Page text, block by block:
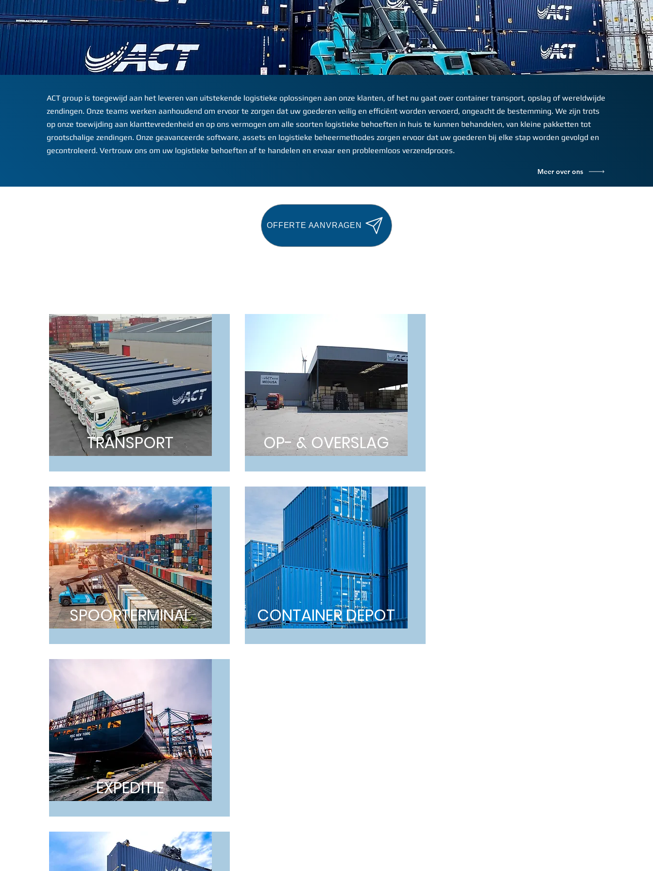
ACT group is toegewijd aan het leveren van uitstekende logistieke oplossingen aan onze klanten, of het nu gaat over container transport, opslag of wereldwijde
zendingen. Onze teams werken aanhoudend om ervoor te zorgen dat uw goederen veilig en efficiënt worden vervoerd, ongeacht de bestemming. We zijn trots
op onze toewijding aan klanttevredenheid en op ons vermogen om alle soorten logistieke behoeften in huis te kunnen behandelen, van kleine pakketten tot
grootschalige zendingen. Onze geavanceerde software, assets en logistieke beheermethodes zorgen ervoor dat uw goederen bij elke stap worden gevolgd en
gecontroleerd. Vertrouw ons om uw logistieke behoeften af te handelen en ervaar een probleemloos verzendproces.
Meer over ons
OFFERTE AANVRAGEN
TRANSPORT
SPOORTERMINAL
OP- & OVERSLAG
CONTAINER DEPOT
EXPEDITIE